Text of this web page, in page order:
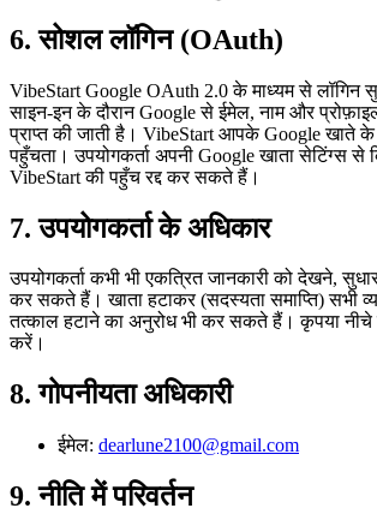
6. सोशल लॉगिन (OAuth)
VibeStart Google OAuth 2.0 के माध्यम से लॉगिन
साइन-इन के दौरान Google से ईमेल, नाम और
प्राप्त की जाती है। VibeStart आपके Google खाते के
पहुँचता। उपयोगकर्ता अपनी Google खाता सेटिंग्स से
VibeStart की पहुँच रद्द कर सकते हैं।
7. उपयोगकर्ता के अधिकार
उपयोगकर्ता कभी भी एकत्रित जानकारी को देखने,
कर सकते हैं। खाता हटाकर (सदस्यता समाप्ति) सभी
तत्काल हटाने का अनुरोध भी कर सकते हैं। कृपया नीचे
करें।
8. गोपनीयता अधिकारी
ईमेल: dearlune2100@gmail.com
9. नीति में परिवर्तन